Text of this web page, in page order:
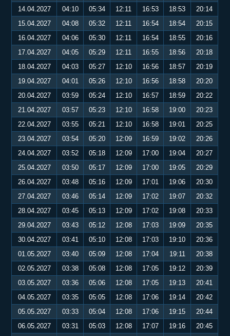
14.04.2027 04:10 05:34 12:11 16:53 18:53
20:14
15.04.2027
04:08 05:32 12:11 16:54 18:54
20:15
16.04.2027
04:06 05:30 12:11 16:54 18:55
20:16
17.04.2027
04:05 05:29 12:11 16:55 18:56
20:18
18.04.2027
04:03 05:27 12:10 16:56 18:57
20:19
19.04.2027
04:01 05:26 12:10 16:56 18:58
20:20
20.04.2027
03:59 05:24 12:10 16:57 18:59
20:22
21.04.2027
03:57 05:23 12:10 16:58 19:00
20:23
22.04.2027
03:55 05:21 12:10 16:58 19:01
20:25
23.04.2027
03:54 05:20 12:09 16:59 19:02
20:26
24.04.2027
03:52 05:18 12:09 17:00 19:04
20:27
25.04.2027
03:50 05:17 12:09 17:00 19:05
20:29
26.04.2027
03:48 05:16 12:09 17:01 19:06
20:30
27.04.2027
03:46 05:14 12:09 17:02 19:07
20:32
28.04.2027
03:45 05:13 12:09 17:02 19:08
20:33
29.04.2027
03:43 05:12 12:08 17:03 19:09
20:35
30.04.2027
03:41 05:10 12:08 17:03 19:10
20:36
01.05.2027
03:40 05:09 12:08 17:04 19:11
20:38
02.05.2027
03:38 05:08 12:08 17:05 19:12
20:39
03.05.2027
03:36 05:06 12:08 17:05 19:13
20:41
04.05.2027
03:35 05:05 12:08 17:06 19:14
20:42
05.05.2027
03:33 05:04 12:08 17:06 19:15
20:44
06.05.2027
03:31 05:03 12:08 17:07 19:16
20:45